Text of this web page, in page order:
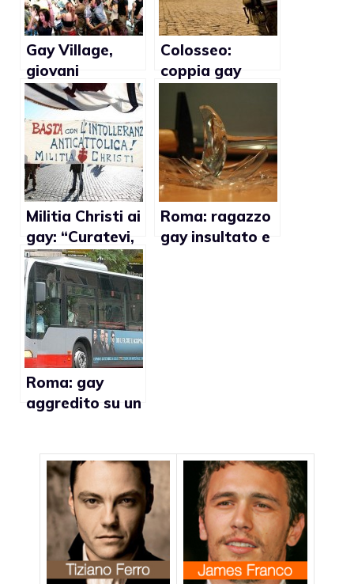
Gay Village,
giovani
aggrediti:
“Andate via,
froci di merda”
Colosseo:
coppia gay
condannata per
atti osceni
Militia Christi ai
gay: “Curatevi,
non plagiate i
bimbi”
Roma: ragazzo
gay insultato e
Roma: gay
aggredito su un
dei passeggeri